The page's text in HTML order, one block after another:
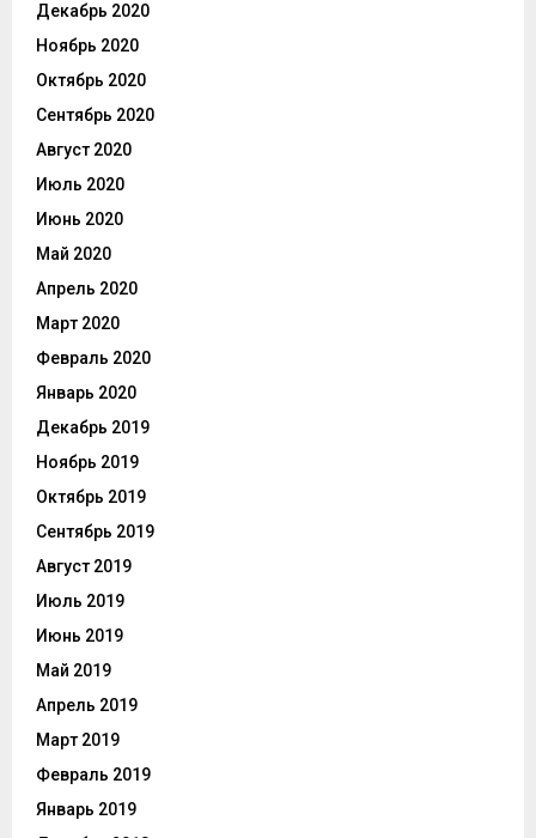
Декабрь 2020
Ноябрь 2020
Октябрь 2020
Сентябрь 2020
Август 2020
Июль 2020
Июнь 2020
Май 2020
Апрель 2020
Март 2020
Февраль 2020
Январь 2020
Декабрь 2019
Ноябрь 2019
Октябрь 2019
Сентябрь 2019
Август 2019
Июль 2019
Июнь 2019
Май 2019
Апрель 2019
Март 2019
Февраль 2019
Январь 2019